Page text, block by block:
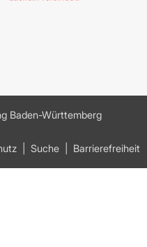
Baden-Württemberg
Suche Barrierefreiheit